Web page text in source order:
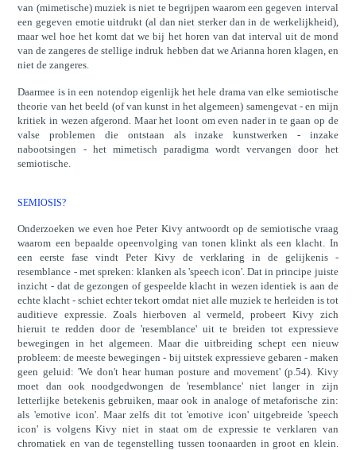
van (mimetische) muziek is niet te begrijpen waarom een gegeven interval
een gegeven emotie uitdrukt (al dan niet sterker dan in de werkelijkheid),
maar wel hoe het komt dat we bij het horen van dat interval uit de mond
van de zangeres de stellige indruk hebben dat we Arianna horen klagen, en
niet de zangeres.
Daarmee is in een notendop eigenlijk het hele drama van elke semiotische
theorie van het beeld (of van kunst in het algemeen) samengevat - en mijn
kritiek in wezen afgerond. Maar het loont om even nader in te gaan op de
valse problemen die ontstaan als inzake kunstwerken - inzake
nabootsingen - het mimetisch paradigma wordt vervangen door het
semiotische.
SEMIOSIS?
Onderzoeken we even hoe Peter Kivy antwoordt op de semiotische vraag
waarom een bepaalde opeenvolging van tonen klinkt als een klacht. In
een eerste fase vindt Peter Kivy de verklaring in de gelijkenis -
resemblance - met spreken: klanken als 'speech icon'. Dat in principe juiste
inzicht - dat de gezongen of gespeelde klacht in wezen identiek is aan de
echte klacht - schiet echter tekort omdat niet alle muziek te herleiden is tot
auditieve expressie. Zoals hierboven al vermeld, probeert Kivy zich
hieruit te redden door de 'resemblance' uit te breiden tot expressieve
bewegingen in het algemeen. Maar die uitbreiding schept een nieuw
probleem: de meeste bewegingen - bij uitstek expressieve gebaren - maken
geen geluid: 'We don't hear human posture and movement' (p.54). Kivy
moet dan ook noodgedwongen de 'resemblance' niet langer in zijn
letterlijke betekenis gebruiken, maar ook in analoge of metaforische zin:
als 'emotive icon'. Maar zelfs dit tot 'emotive icon' uitgebreide 'speech
icon' is volgens Kivy niet in staat om de expressie te verklaren van
chromatiek en van de tegenstelling tussen toonaarden in groot en klein.